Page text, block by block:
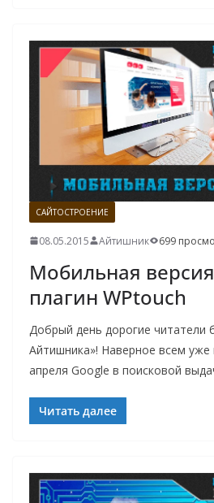
САЙТОСТРОЕНИЕ
08.05.2015 Айтишник 699
Мобильная
плагин WPtouch
Добрый день дорогие читатели
Айтишника»! Наверное всем уже
апреля Google в поисковой
Читать далее